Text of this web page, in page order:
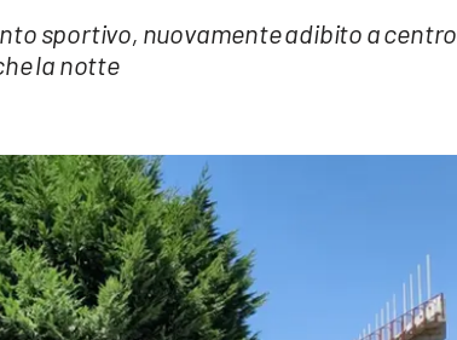
sportivo, nuovamente adibito a centro
la notte